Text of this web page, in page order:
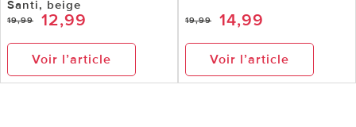
Santi, beige
19,99 12,99
Voir l’article
19,99 14,99
Voir l’article